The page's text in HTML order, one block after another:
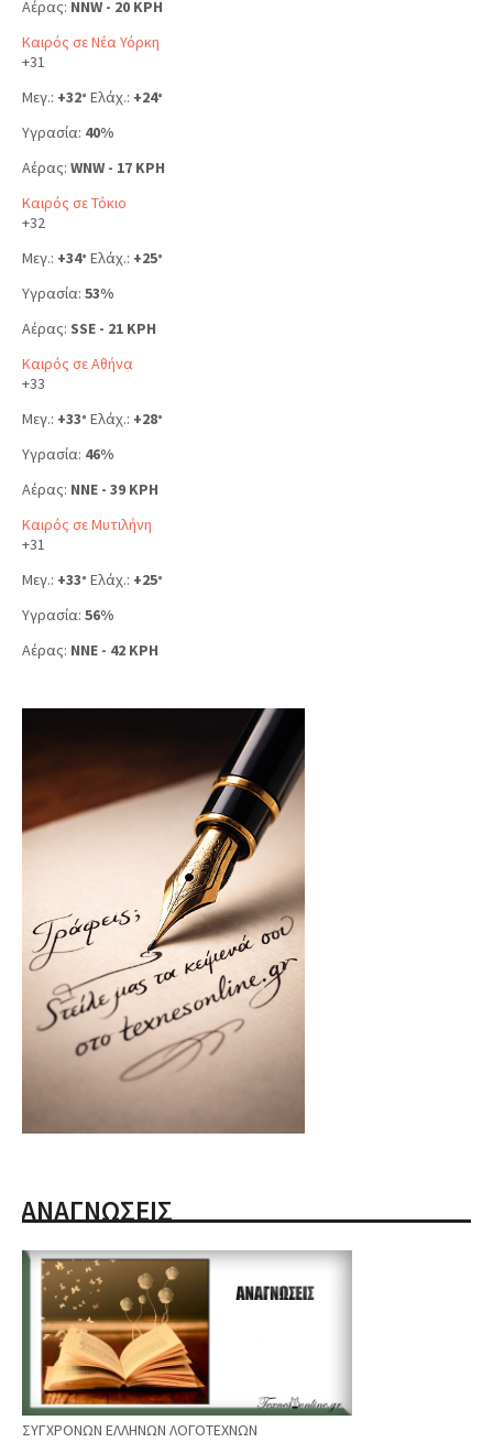
Αέρας: NNW - 20 KPH
Καιρός σε Νέα Υόρκη
+31
Μεγ.: +32° Ελάχ.: +24°
Υγρασία: 40%
Αέρας: WNW - 17 KPH
Καιρός σε Τόκιο
+32
Μεγ.: +34° Ελάχ.: +25°
Υγρασία: 53%
Αέρας: SSE - 21 KPH
Καιρός σε Αθήνα
+33
Μεγ.: +33° Ελάχ.: +28°
Υγρασία: 46%
Αέρας: NNE - 39 KPH
Καιρός σε Μυτιλήνη
+31
Μεγ.: +33° Ελάχ.: +25°
Υγρασία: 56%
Αέρας: NNE - 42 KPH
ΑΝΑΓΝΩΣΕΙΣ
ΣΥΓΧΡΟΝΩΝ ΕΛΛΗΝΩΝ ΛΟΓΟΤΕΧΝΩΝ